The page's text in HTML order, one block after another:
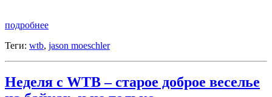
подробнее
Теги: wtb, jason moeschler
Неделя с WTB – старое доброе веселье